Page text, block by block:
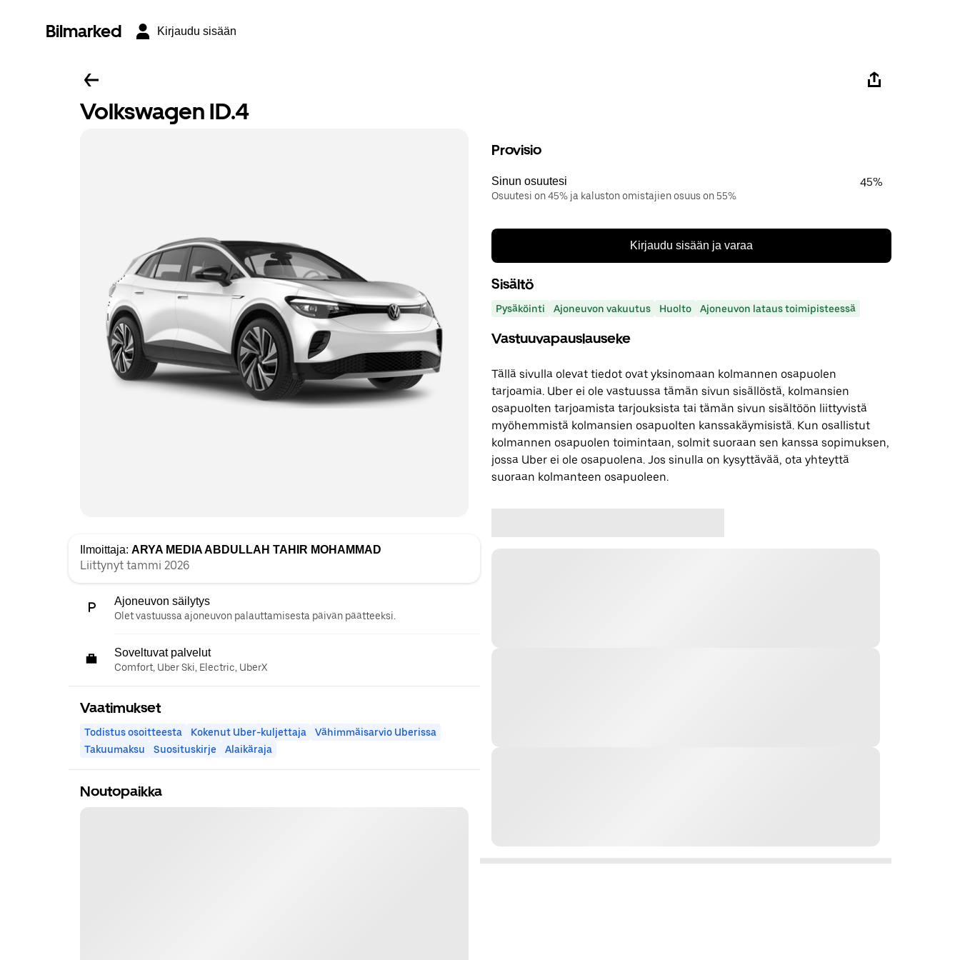
Bilmarked Kirjaudu sisään
Volkswagen ID.4
Ilmoittaja: ARYA MEDIA ABDULLAH TAHIR MOHAMMAD
Liittynyt tammi 2026
Ajoneuvon säilytys
Olet vastuussa ajoneuvon palauttamisesta päivän päätteeksi.
Soveltuvat palvelut
Comfort, Uber Ski, Electric, UberX
Vaatimukset
Todistus osoitteesta Kokenut Uber-kuljettaja
Vähimmäisarvio Uberissa
Takuumaksu
Suosituskirje Alaikäraja
Noutopaikka
Provisio
Sinun osuutesi
Osuutesi on 45% ja kaluston omistajien osuus on 55%
45%
Kirjaudu sisään ja varaa
Sisältö
Pysäköinti Ajoneuvon vakuutus Huolto Ajoneuvon lataus toimipisteessä
Vastuuvapauslauseke
Tällä sivulla olevat tiedot ovat yksinomaan kolmannen osapuolen
tarjoamia. Uber ei ole vastuussa tämän sivun sisällöstä, kolmansien
osapuolten tarjoamista tarjouksista tai tämän sivun sisältöön liittyvistä
myöhemmistä kolmansien osapuolten kanssakäymisistä. Kun osallistut
kolmannen osapuolen toimintaan, solmit suoraan sen kanssa sopimuksen,
jossa Uber ei ole osapuolena. Jos sinulla on kysyttävää, ota yhteyttä
suoraan kolmanteen osapuoleen.